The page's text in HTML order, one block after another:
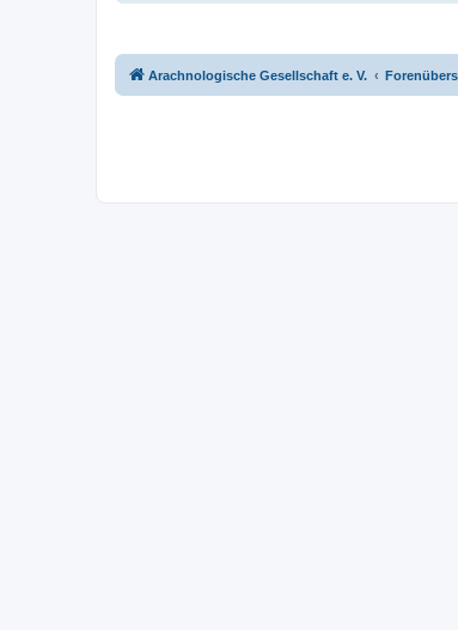
Arachnologische Gesellschaft e. V.